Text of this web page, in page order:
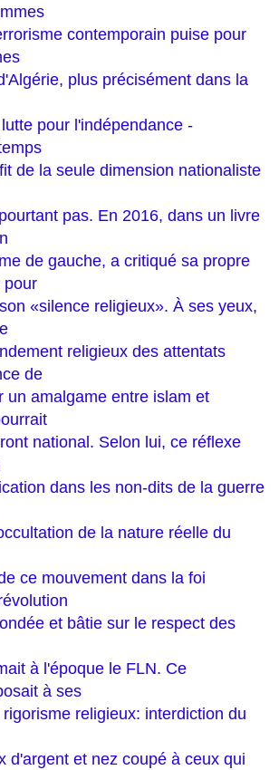
contemporain puise pour
plus précisément dans la
pour l'indépendance -
de la seule dimension nationaliste
pas. En 2016, dans un livre
de gauche, a critiqué sa propre
pour
«silence religieux». À ses yeux,
religieux des attentats
de
un amalgame entre islam et
national. Selon lui, ce réflexe
dans les non-dits de la guerre
de la nature réelle du
ce mouvement dans la foi
et bâtie sur le respect des
à l'époque le FLN. Ce
à ses
religieux: interdiction du
d'argent et nez coupé à ceux qui